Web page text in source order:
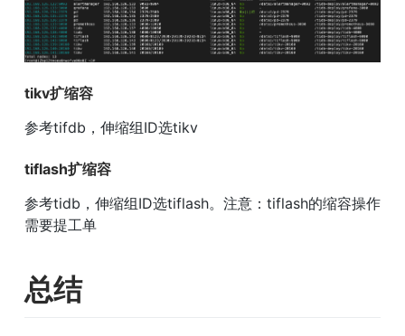
tikv扩缩容
参考tifdb，伸缩组ID选tikv
tiflash扩缩容
参考tidb，伸缩组ID选tiflash。注意：tiflash的缩容操作
需要提工单
总结